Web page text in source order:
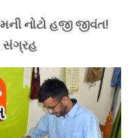
નોટો હજી જીવંત!
સંગ્રહ